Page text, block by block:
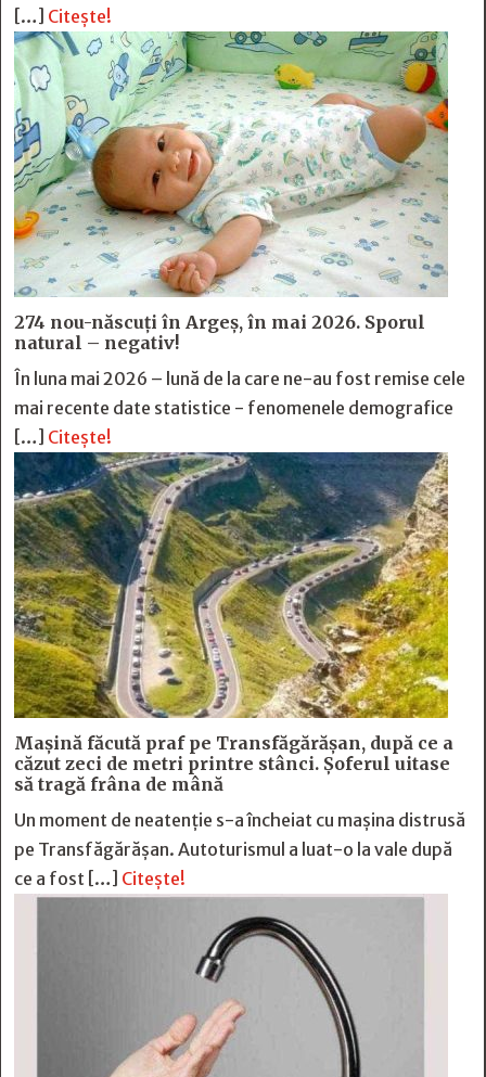
[…] Citește!
274 nou-născuți în Argeș, în mai 2026. Sporul
natural – negativ!
În luna mai 2026 – lună de la care ne-au fost remise cele
mai recente date statistice - fenomenele demografice
[…] Citește!
Mașină făcută praf pe Transfăgărășan, după ce a
căzut zeci de metri printre stânci. Șoferul uitase
să tragă frâna de mână
Un moment de neatenție s-a încheiat cu mașina distrusă
pe Transfăgărășan. Autoturismul a luat-o la vale după
ce a fost […] Citește!